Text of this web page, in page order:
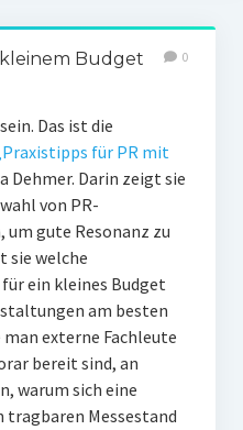
Budget 0
Das ist die
für PR mit
Dehmer. Darin zeigt sie
von PR-
um gute Resonanz zu
sie welche
ein kleines Budget
am besten
externe Fachleute
bereit sind, an
warum sich eine
Messestand